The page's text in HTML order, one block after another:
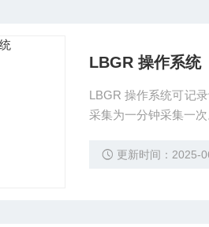
LBGR 操作系统
LBGR 操作系统可记
采集为一分钟采集一次
更新时间：2025-